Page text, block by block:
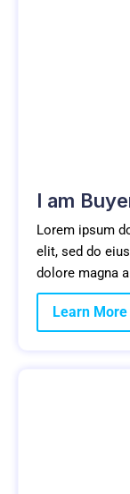
I am
Lorem ipsum
elit, sed do
dolore magna
Learn More